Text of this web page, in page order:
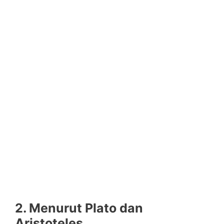
2. Menurut Plato dan